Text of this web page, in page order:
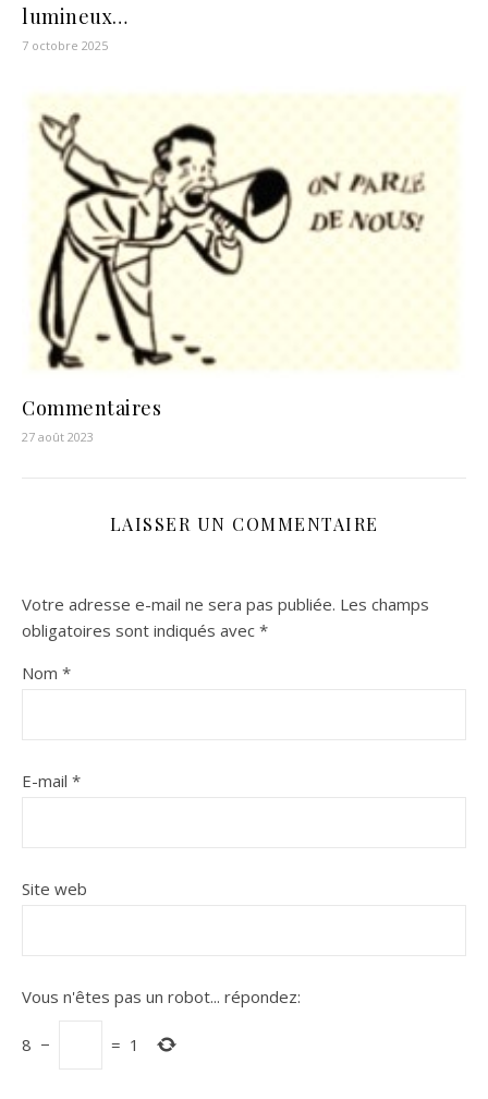
lumineux…
7 octobre 2025
Commentaires
27 août 2023
LAISSER UN COMMENTAIRE
Votre adresse e-mail ne sera pas publiée. Les champs
obligatoires sont indiqués avec *
Nom *
E-mail *
Site web
Vous n'êtes pas un robot... répondez:
8 − = 1